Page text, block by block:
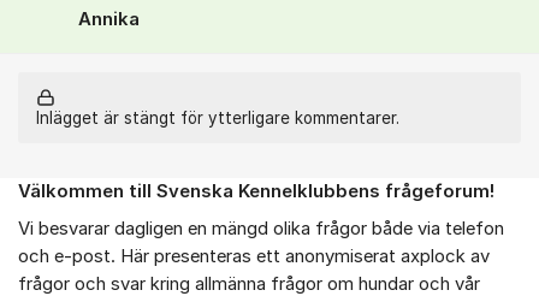
Annika
Inlägget är stängt för ytterligare kommentarer.
Om forumet
Välkommen till Svenska Kennelklubbens frågeforum!
Vi besvarar dagligen en mängd olika frågor både via telefon
och e-post. Här presenteras ett anonymiserat axplock av
frågor och svar kring allmänna frågor om hundar och vår